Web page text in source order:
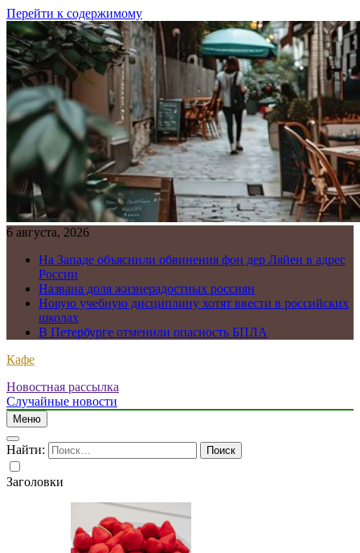
Перейти к содержимому
6 августа, 2026
На Западе объяснили обвинения фон дер Ляйен в адрес
России
Названа доля жизнерадостных россиян
Новую учебную дисциплину хотят ввести в российских
школах
В Петербурге отменили опасность БПЛА
Кафе
Новостная рассылка
Случайные новости
Меню
Найти:
Заголовки